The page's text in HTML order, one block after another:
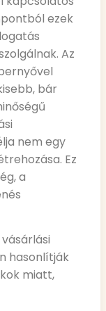
ezek
Az
bár
nem egy
Ez
a
hasonlítják
miatt,